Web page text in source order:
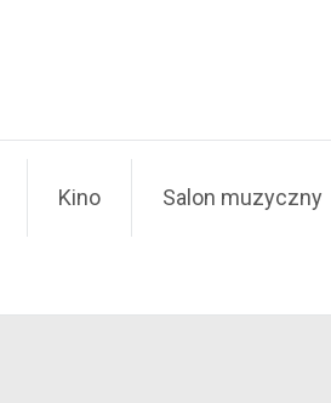
Kino Salon muzyczny